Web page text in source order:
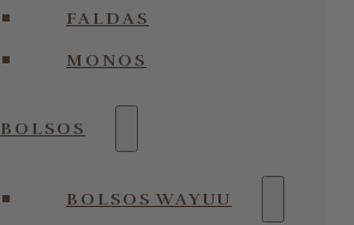
FALDAS
MONOS
BOLSOS
BOLSOS WAYUU